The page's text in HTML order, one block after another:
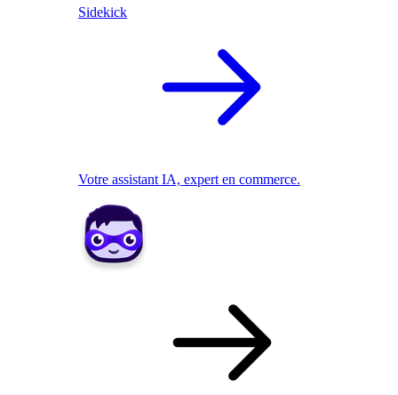
Sidekick
Votre assistant IA, expert en commerce.